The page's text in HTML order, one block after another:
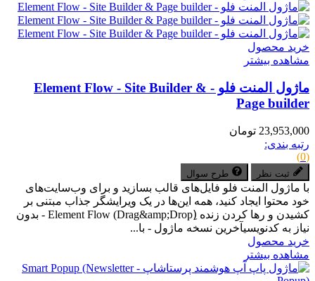
خرید محصول
مشاهده بیشتر
ماژول المنت فلو - Element Flow - Site Builder &
Page builder
23,953,000 تومان
رتبه بندی:
(0)
ثبت نظر طرح سوال
با ماژول المنت فلو فایل‌های قالب بسازید و برای وب‌سایت‌های
خود محتوا ایجاد کنید، همه این‌ها در یک ویرایشگر جذاب مبتنی بر
کشیدن و رها کردن زنده (ِDrag&amp;Drop) Element Flow - بدون
نیاز به کدنویسیآخرین نسخه ماژول - با...
خرید محصول
مشاهده بیشتر